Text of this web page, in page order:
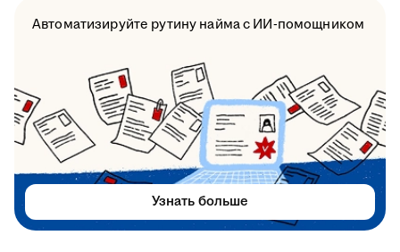
Автоматизируйте рутину найма с ИИ-помощником
Узнать больше